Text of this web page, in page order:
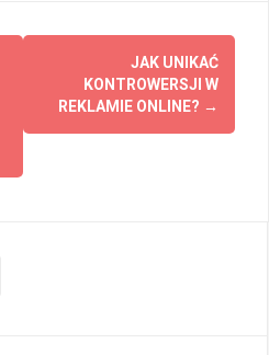
JAK UNIKAĆ
KONTROWERSJI W
REKLAMIE ONLINE? →